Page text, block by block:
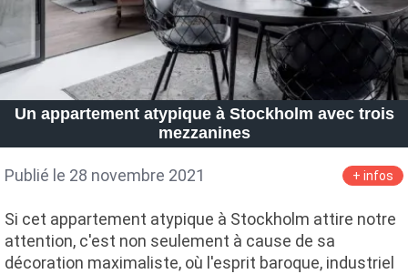
Un appartement atypique à Stockholm avec trois
mezzanines
Publié le 28 novembre 2021 + infos
Si cet appartement atypique à Stockholm attire notre
attention, c'est non seulement à cause de sa
décoration maximaliste, où l'esprit baroque, industriel